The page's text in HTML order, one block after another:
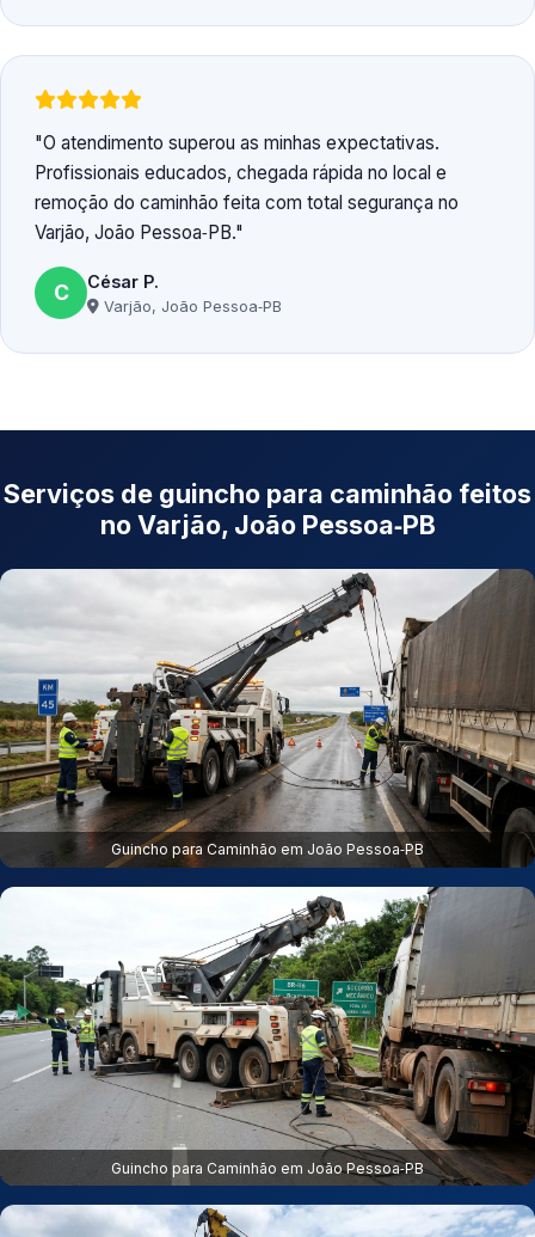
O atendimento superou as minhas expectativas.
Profissionais educados, chegada rápida no local e
remoção do caminhão feita com total segurança no
Varjão, João Pessoa‑PB.
C César P.
Varjão, João Pessoa‑PB
Serviços de guincho para caminhão feitos
no Varjão, João Pessoa‑PB
Guincho para Caminhão em João Pessoa‑PB
Guincho para Caminhão em João Pessoa‑PB